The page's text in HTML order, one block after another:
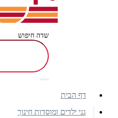
שדה חיפוש
דף הבית
גני ילדים ומוסדות חינוך